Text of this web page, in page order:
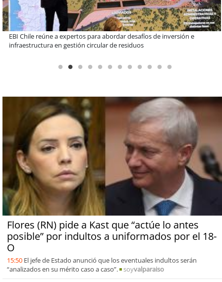
Más de 1.600 alumnos han sido parte de programa Súper Sano de
Sopraval en lo que va del año
Flores (RN) pide a Kast que “actúe lo antes
posible” por indultos a uniformados por el 18-
O
15:50 El jefe de Estado anunció que los eventuales indultos serán
“analizados en su mérito caso a caso”.
soyvalparaiso